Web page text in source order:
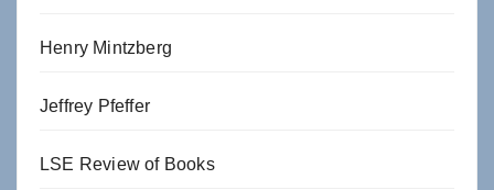
Henry Mintzberg
Jeffrey Pfeffer
LSE Review of Books